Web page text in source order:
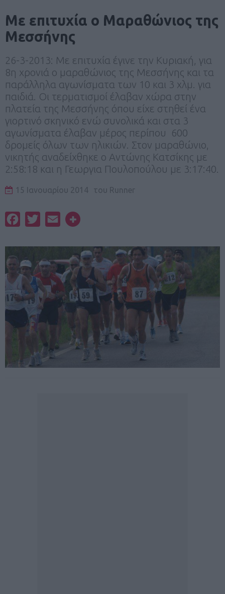
Με επιτυχία ο Μαραθώνιος της
Μεσσήνης
26-3-2013: Με επιτυχία έγινε την Κυριακή, για
8η χρονιά ο μαραθώνιος της Μεσσήνης και τα
παράλληλα αγωνίσματα των 10 και 3 χλμ. για
παιδιά. Οι τερματισμοί έλαβαν χώρα στην
πλατεία της Μεσσήνης όπου είχε στηθεί ένα
γιορτινό σκηνικό ενώ συνολικά και στα 3
αγωνίσματα έλαβαν μέρος περίπου 600
δρομείς όλων των ηλικιών. Στον μαραθώνιο,
νικητής αναδείχθηκε ο Αντώνης Κατσίκης με
2:58:18 και η Γεωργια Πουλοπούλου με 3:17:40.
15 Ιανουαρίου 2014 του Runner
FacebookTwitterEmail